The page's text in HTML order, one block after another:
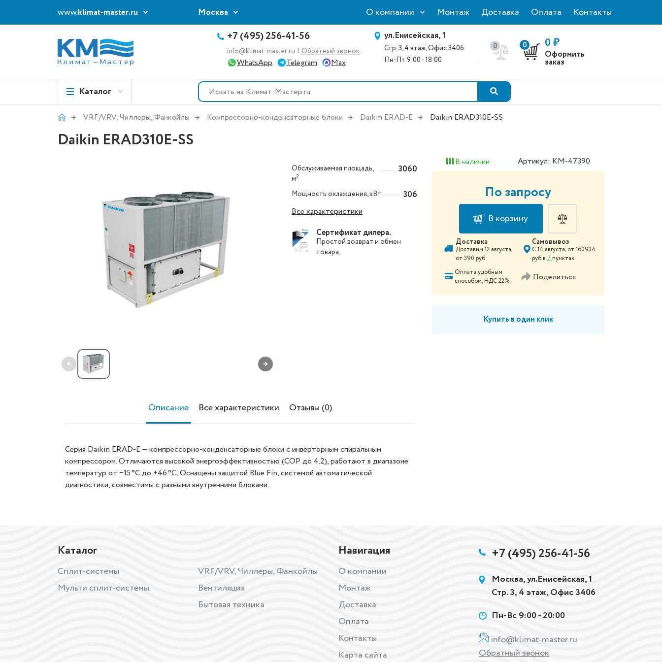
www.klimat-master.ru Москва О компании Монтаж Доставка Оплата Контакты
+7 (495) 256-41-56
info@klimat-master.ru | Обратный звонок
WhatsApp Telegram Max
ул.Енисейская, 1
Стр. 3, 4 этаж, Офис 3406
Пн-Пт 9:00 - 18:00
0 0 0 ₽
Оформить
заказ
Каталог
VRF/VRV, Чиллеры, Фанкойлы Компрессорно-конденсаторные блоки Daikin ERAD-E Daikin ERAD310E-SS
Daikin ERAD310E-SS
← →
Обслуживаемая площадь,
м2
3060
Мощность охлаждения, кВт
306
Все характеристики
Сертификат дилера.
Простой возврат и обмен
товара.
В наличии Артикул: КМ-47390
По запросу
В корзину
Доставка
Доставим 12 августа,
от 390 руб.
Самовывоз
С14 августа, от 160934
руб в 7 пунктах.
Оплата удобным
способом, НДС 22%.
Поделиться
Купить в один клик
Описание Все характеристики Отзывы (0)
Серия Daikin ERAD‑E — компрессорно‑конденсаторные блоки с инверторным спиральным
компрессором. Отличаются высокой энергоэффективностью (COP до 4.2), работают в диапазоне
температур от −15 °C до +46 °C. Оснащены защитой Blue Fin, системой автоматической
диагностики, совместимы с разными внутренними блоками.
Каталог
Сплит-системы
Мульти сплит-системы
VRF/VRV, Чиллеры, Фанкойлы
Вентиляция
Бытовая техника
Навигация
О компании
Монтаж
Доставка
Оплата
Контакты
Карта сайта
+7 (495) 256-41-56
Москва, ул.Енисейская, 1
Стр. 3, 4 этаж, Офис 3406
Пн-Вс 9:00 - 20:00
info@klimat-master.ru
Обратный звонок